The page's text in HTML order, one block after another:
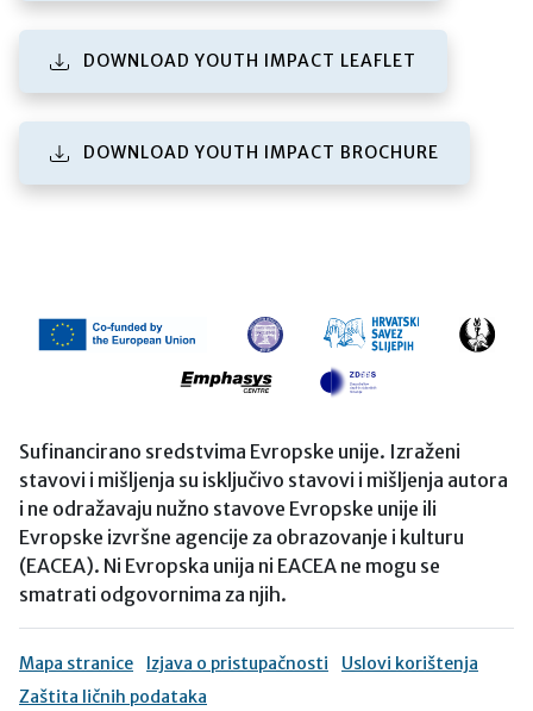
DOWNLOAD YOUTH IMPACT LEAFLET
DOWNLOAD YOUTH IMPACT BROCHURE
Sufinancirano sredstvima Evropske unije. Izraženi
stavovi i mišljenja su isključivo stavovi i mišljenja autora
i ne odražavaju nužno stavove Evropske unije ili
Evropske izvršne agencije za obrazovanje i kulturu
(EACEA). Ni Evropska unija ni EACEA ne mogu se
smatrati odgovornima za njih.
Mapa stranice Izjava o pristupačnosti
Uslovi korištenja
Zaštita ličnih podataka